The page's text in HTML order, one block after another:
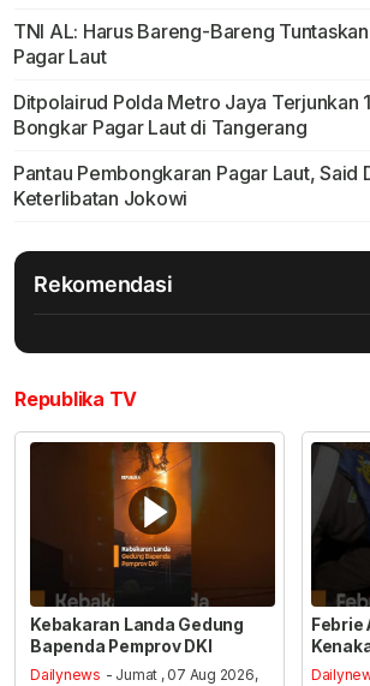
TNI AL: Harus Bareng-Bareng
Pagar Laut
Ditpolairud Polda Metro Jaya Terjunkan
Bongkar Pagar Laut di Tangerang
Pantau Pembongkaran Pagar Laut, Said
Keterlibatan Jokowi
Rekomendasi
Republika TV
Kebakaran Landa Gedung
Bapenda Pemprov DKI
Dailynews - Jumat , 07 Aug 2026,
Febrie